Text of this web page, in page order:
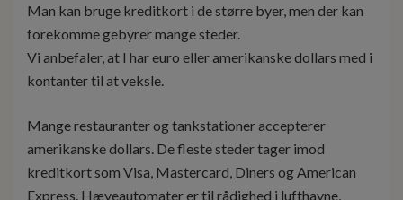
Man kan bruge kreditkort i de større byer, men der kan
forekomme gebyrer mange steder.
Vi anbefaler, at I har euro eller amerikanske dollars med i
kontanter til at veksle.
Mange restauranter og tankstationer accepterer
amerikanske dollars. De fleste steder tager imod
kreditkort som Visa, Mastercard, Diners og American
Express. Hæveautomater er til rådighed i lufthavne,